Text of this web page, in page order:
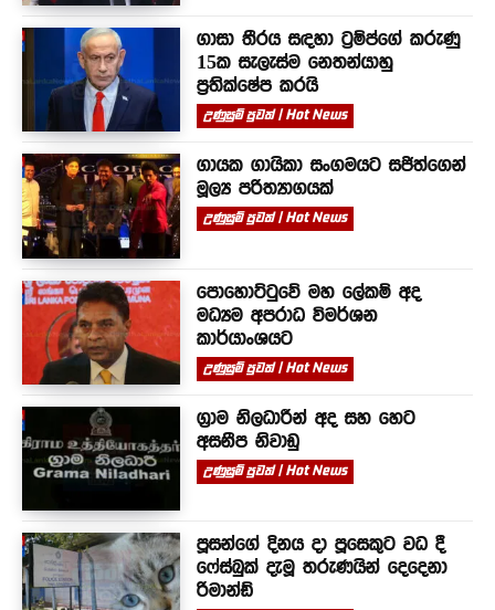
ගාසා තීරය සඳහා ට්‍රම්ප්ගේ කරුණු
15ක සැලැස්ම නෙතන්යාහු
ප්‍රතික්ෂේප කරයි
උණුසුම් පුවත් | Hot News
ගායක ගායිකා සංගමයට සජිත්ගෙන්
මූල්‍ය පරිත්‍යාගයක්
උණුසුම් පුවත් | Hot News
පොහොට්ටුවේ මහ ලේකම් අද
මධ්‍යම අපරාධ විමර්ශන
කාර්යාංශයට
උණුසුම් පුවත් | Hot News
ග්‍රාම නිලධාරීන් අද සහ හෙට
අසනීප නිවාඩු
උණුසුම් පුවත් | Hot News
පූසන්ගේ දිනය දා පූසෙකුට වධ දී
ෆේස්බුක් දැමූ තරුණයින් දෙදෙනා
රිමාන්ඩ්